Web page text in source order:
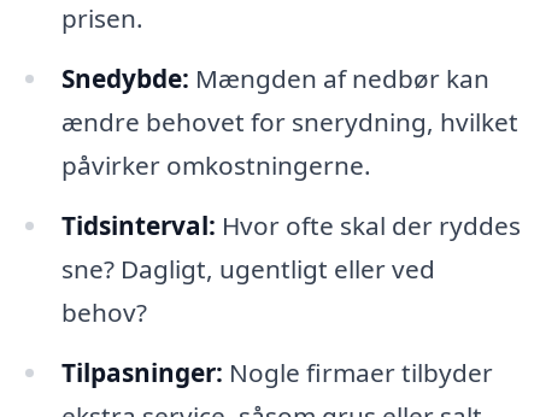
prisen.
Snedybde: Mængden af nedbør kan
ændre behovet for snerydning, hvilket
påvirker omkostningerne.
Tidsinterval: Hvor ofte skal der ryddes
sne? Dagligt, ugentligt eller ved
behov?
Tilpasninger: Nogle firmaer tilbyder